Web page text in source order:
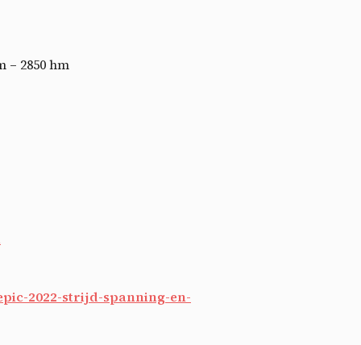
– 2850 hm
2022-strijd-spanning-en-